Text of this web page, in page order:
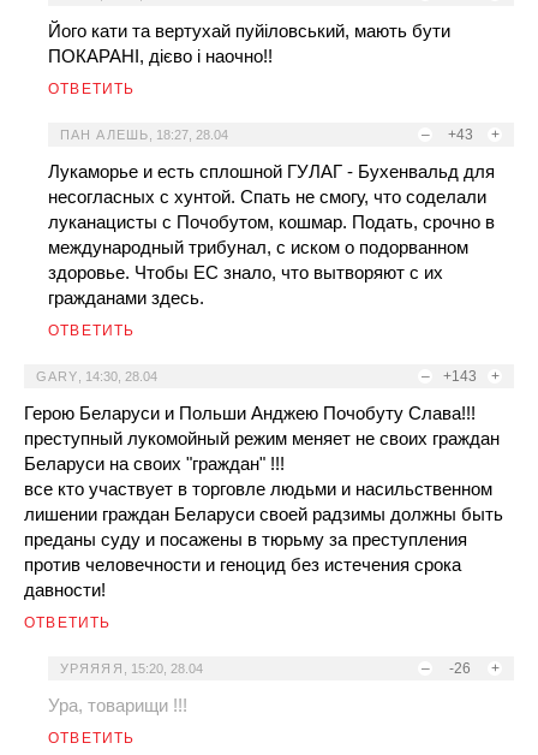
Його кати та вертухай пуйіловський, мають бути
ПОКАРАНІ, дієво і наочно!!
ОТВЕТИТЬ
– +43 +
ПАН АЛЕШЬ 18:27, 28.04
Лукаморье и есть сплошной ГУЛАГ - Бухенвальд для
несогласных с хунтой. Спать не смогу, что соделали
луканацисты с Почобутом, кошмар. Подать, срочно в
международный трибунал, с иском о подорванном
здоровье. Чтобы ЕС знало, что вытворяют с их
гражданами здесь.
ОТВЕТИТЬ
– +143 +
GARY 14:30, 28.04
Герою Беларуси и Польши Анджею Почобуту Слава!!!
преступный лукомойный режим меняет не своих граждан
Беларуси на своих "граждан" !!!
все кто участвует в торговле людьми и насильственном
лишении граждан Беларуси своей радзимы должны быть
преданы суду и посажены в тюрьму за преступления
против человечности и геноцид без истечения срока
давности!
ОТВЕТИТЬ
– -26 +
УРЯЯЯЯ 15:20, 28.04
Ура, товарищи !!!
ОТВЕТИТЬ